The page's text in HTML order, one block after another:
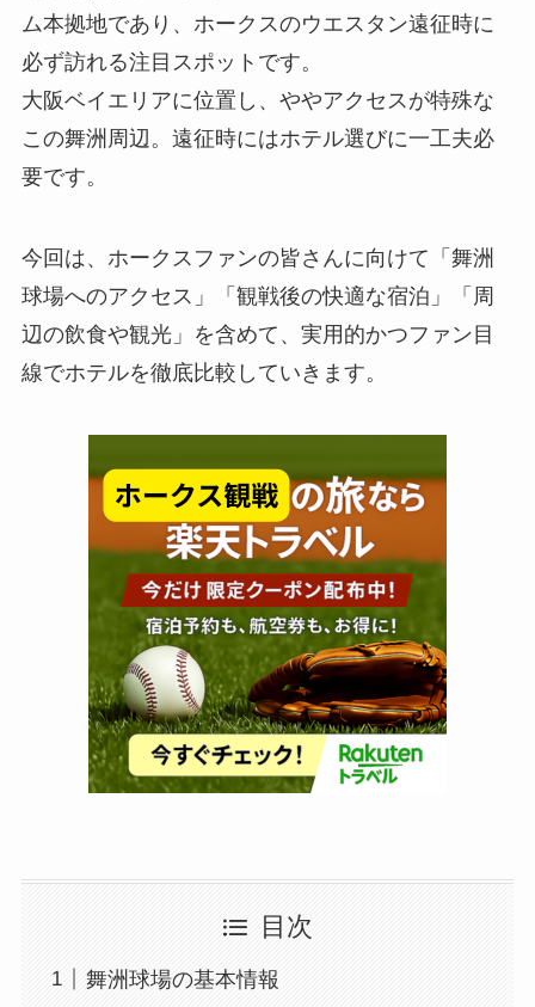
ム本拠地であり、ホークスのウエスタン遠征時に
必ず訪れる注目スポットです。
大阪ベイエリアに位置し、ややアクセスが特殊な
この舞洲周辺。遠征時にはホテル選びに一工夫必
要です。
今回は、ホークスファンの皆さんに向けて「舞洲
球場へのアクセス」「観戦後の快適な宿泊」「周
辺の飲食や観光」を含めて、実用的かつファン目
線でホテルを徹底比較していきます。
目次
舞洲球場の基本情報